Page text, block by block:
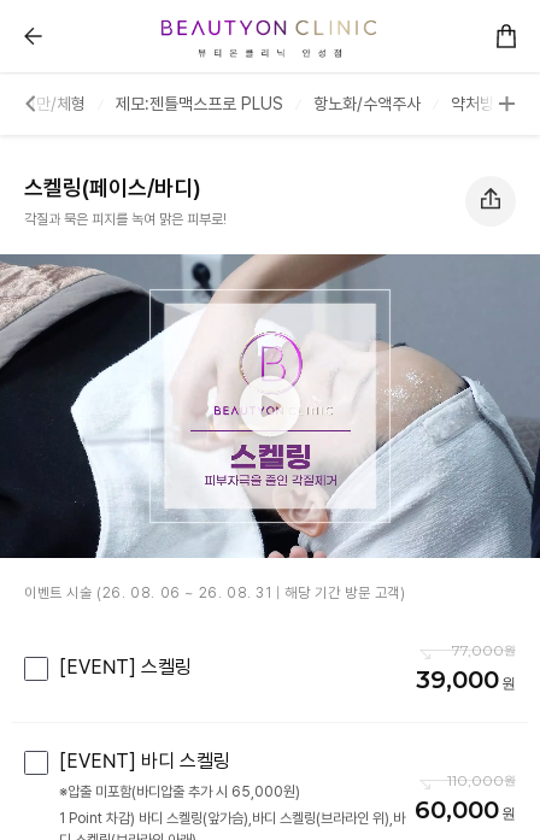
스켈링(페이스/바디) :: 뷰티온의원 안성점
비만/체형 제모:젠틀맥스프로 PLUS 항노화/수액주사 약처방/진료
스켈링(페이스/바디)
각질과 묵은 피지를 녹여 맑은 피부로!
이벤트 시술 (26. 08. 06 ~ 26. 08. 31 | 해당 기간 방문 고객)
[EVENT] 스켈링
77,000
39,000
[EVENT] 바디 스켈링
※압출 미포함(바디압출 추가 시 65,000원)
1 Point 차감) 바디 스켈링(앞가슴),바디 스켈링(브라라인 위),바
110,000
60,000